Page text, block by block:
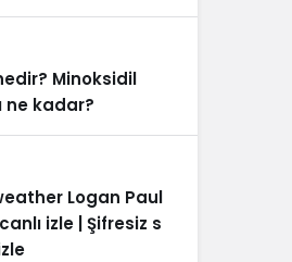
Minoksidil
ne kadar?
Logan Paul
izle | Şifresiz s